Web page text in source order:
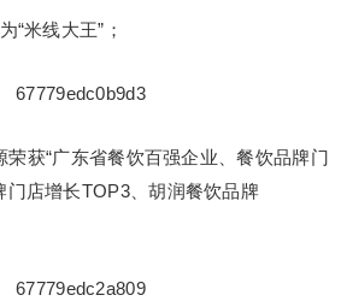
“米线大王”；
荣获“广东省餐饮百强企业、餐饮品牌门
门店增长TOP3、胡润餐饮品牌